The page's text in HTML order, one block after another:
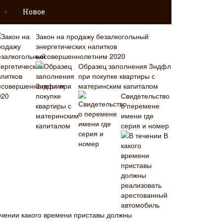
Новое
Закон на продажу безалкогольный
энергетических напитков
несовершеннолетним 2020
Образец заполнения 3ндфл
при покупке квартиры с
материнским капиталом
Свидетельство
о перемене
имени где
серия и номер
В
какого времени приставы должны